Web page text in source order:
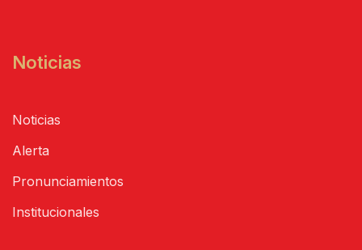
Noticias
Noticias
Alerta
Pronunciamientos
Institucionales